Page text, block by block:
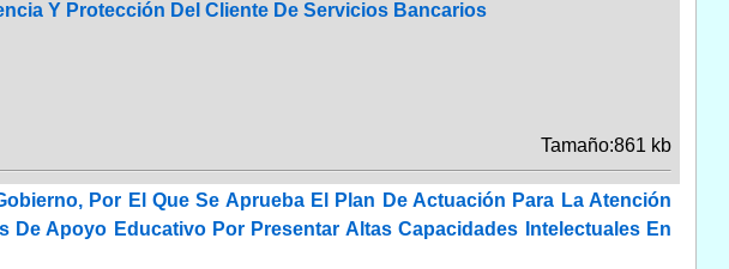
Y Protección Del Cliente De Servicios Bancarios
Tamaño:861 kb
Por El Que Se Aprueba El Plan De Actuación Para La Atención
De Apoyo Educativo Por Presentar Altas Capacidades Intelectuales En